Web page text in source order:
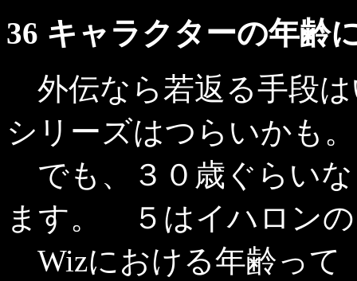
36 キャラクターの年齢
外伝なら若返る手段
シリーズはつらいかも。
でも、３０歳ぐらい
ます。 ５はイハロン
Wizにおける年齢って